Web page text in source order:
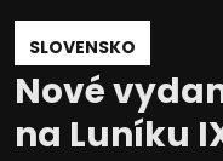
SLOVENSKO
Nové
na Luníku